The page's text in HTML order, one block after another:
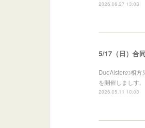
2026.06.27 13:03
5/17（日）合
DuoAlsterの相方
を開催しましす
2026.05.11 10:03